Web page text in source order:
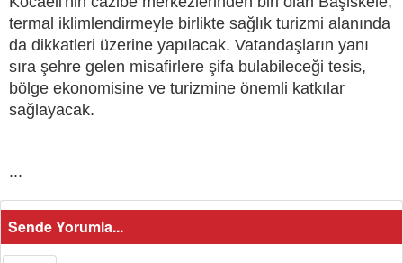
termal iklimlendirmeyle birlikte sağlık turizmi alanında
da dikkatleri üzerine yapılacak. Vatandaşların yanı
sıra şehre gelen misafirlere şifa bulabileceği tesis,
bölge ekonomisine ve turizmine önemli katkılar
sağlayacak.
...
Sende Yorumla...